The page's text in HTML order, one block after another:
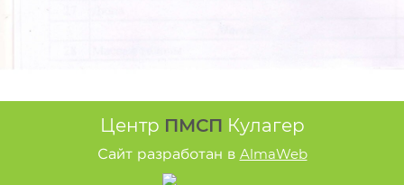
Центр ПМСП Кулагер
Сайт разработан в AlmaWeb